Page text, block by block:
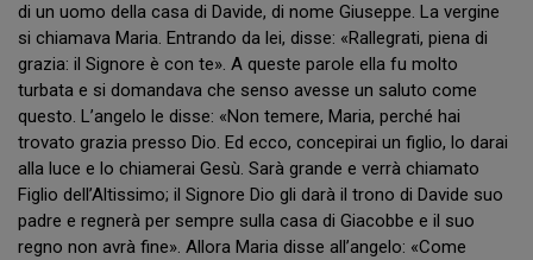
di un uomo della casa di Davide, di nome Giuseppe. La vergine
si chiamava Maria. Entrando da lei, disse: «Rallegrati, piena di
grazia: il Signore è con te». A queste parole ella fu molto
turbata e si domandava che senso avesse un saluto come
questo. L’angelo le disse: «Non temere, Maria, perché hai
trovato grazia presso Dio. Ed ecco, concepirai un figlio, lo darai
alla luce e lo chiamerai Gesù. Sarà grande e verrà chiamato
Figlio dell’Altissimo; il Signore Dio gli darà il trono di Davide suo
padre e regnerà per sempre sulla casa di Giacobbe e il suo
regno non avrà fine». Allora Maria disse all’angelo: «Come